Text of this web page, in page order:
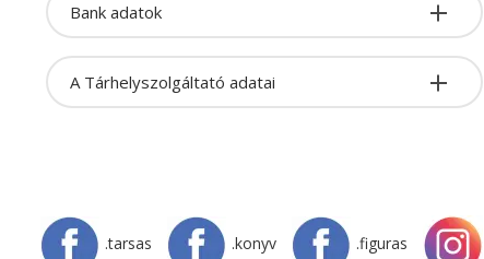
Bank adatok
A Tárhelyszolgáltató adatai
.tarsas .konyv .figuras